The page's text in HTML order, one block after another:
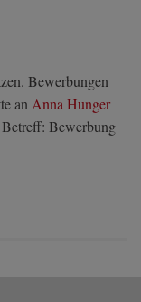
Bewerbungen
an Anna Hunger
Bewerbung